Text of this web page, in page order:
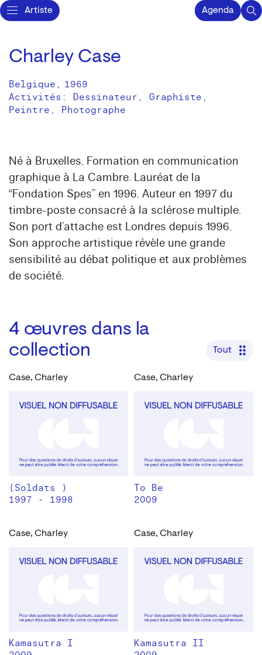
Artiste Agenda
Charley Case
Belgique , 1969
Activités: Dessinateur
Graphiste
Peintre
Photographe
Né à Bruxelles. Formation en communication
graphique à La Cambre. Lauréat de la
“Fondation Spes” en 1996. Auteur en 1997 du
timbre-poste consacré à la sclérose multiple.
Son port d’attache est Londres depuis 1996.
Son approche artistique révèle une grande
sensibilité au débat politique et aux problèmes
de société.
4 œuvres dans la
collection
Tout
Case, Charley
(Soldats )
1997 - 1998
Case, Charley
To Be
2009
Case, Charley
Kamasutra I
Case, Charley
Kamasutra II